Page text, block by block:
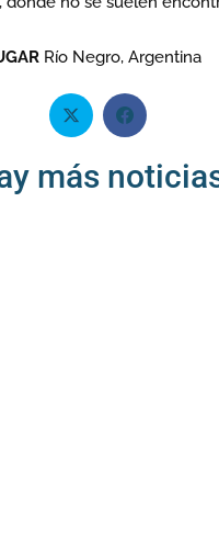
Río Negro, Argentina
más